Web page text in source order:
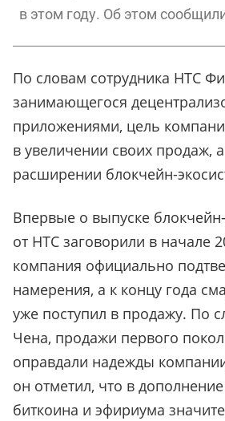
в этом году. Об этом
По словам сотрудника HTC
занимающегося
приложениями, цель
в увеличении своих продаж,
расширении блокчейн-
Впервые о выпуске
от HTC заговорили в начале
компания официально
намерения, а к концу года
уже поступил в продажу. По
Чена, продажи первого
оправдали надежды
он отметил, что в
биткоина и эфириума